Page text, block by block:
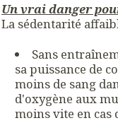
Un vrai danger
La sédentarité
Sans
sa puissance de
moins de sang
d'oxygène aux
moins vite en cas